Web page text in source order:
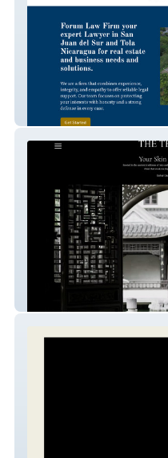
Forum Law Firm